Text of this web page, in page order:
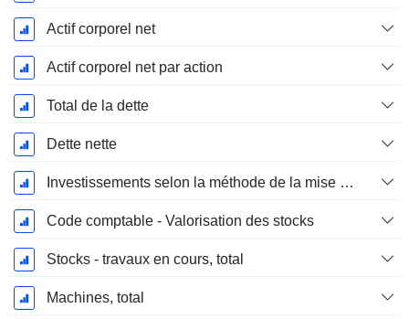
Actif corporel net
Actif corporel net par action
Total de la dette
Dette nette
Investissements selon la méthode de la mise en équivalence, total
Code comptable - Valorisation des stocks
Stocks - travaux en cours, total
Machines, total